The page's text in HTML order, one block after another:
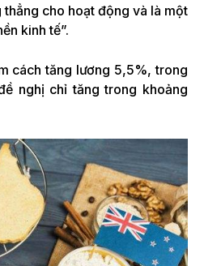
cho hoạt động và là một
kinh tế”.
cách tăng lương 5,5%, trong
nghị chỉ tăng trong khoảng